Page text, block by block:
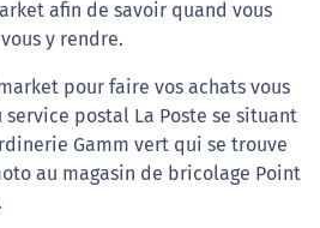
afin de savoir quand vous
y rendre.
pour faire vos achats vous
postal La Poste se situant
Gamm vert qui se trouve
au magasin de bricolage Point